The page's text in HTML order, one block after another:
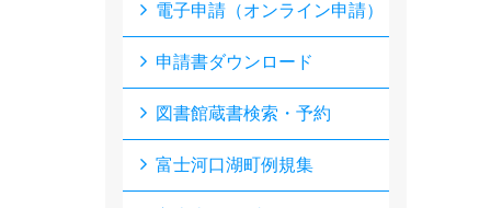
電子申請（オンライン申請）
申請書ダウンロード
図書館蔵書検索・予約
富士河口湖町例規集